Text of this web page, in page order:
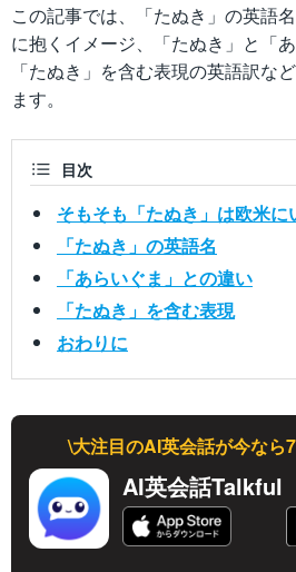
この記事では、「たぬき」の英語
に抱くイメージ、「たぬき」と「
「たぬき」を含む表現の英語訳な
ます。
目次
そもそも「たぬき」は欧米に
「たぬき」の英語名
「あらいぐま」との違い
「たぬき」を含む表現
おわりに
\大注目のAI英会話が今なら
AI英会話Talkful